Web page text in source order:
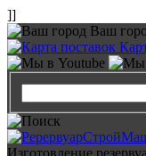
]]
Ваш
Изготовление